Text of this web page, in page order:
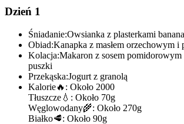
Dzień 1
Śniadanie:Owsianka z plasterkami
Obiad:Kanapka z masłem orzechowym i
Kolacja:Makaron z sosem
puszki
Przekąska:Jogurt z granolą
Kalorie🔥: Około 2000
Tłuszcze 💧: Około 70g
Węglowodany🌾: Około 270g
Białko🥩: Około 90g